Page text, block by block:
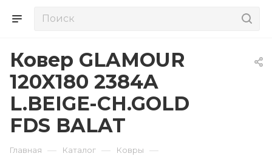
Ковер GLAMOUR
120X180 2384A
L.BEIGE-CH.GOLD
FDS BALAT
Главная — Каталог — Ковры —